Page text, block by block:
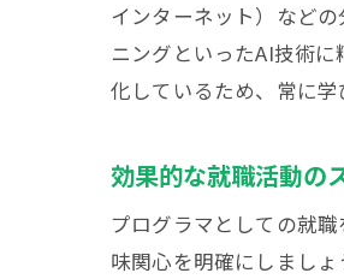
インターネット）など
ニングといったAI技術
化しているため、常に学
効果的な就職活動の
プログラマとしての就
味関心を明確にしまし